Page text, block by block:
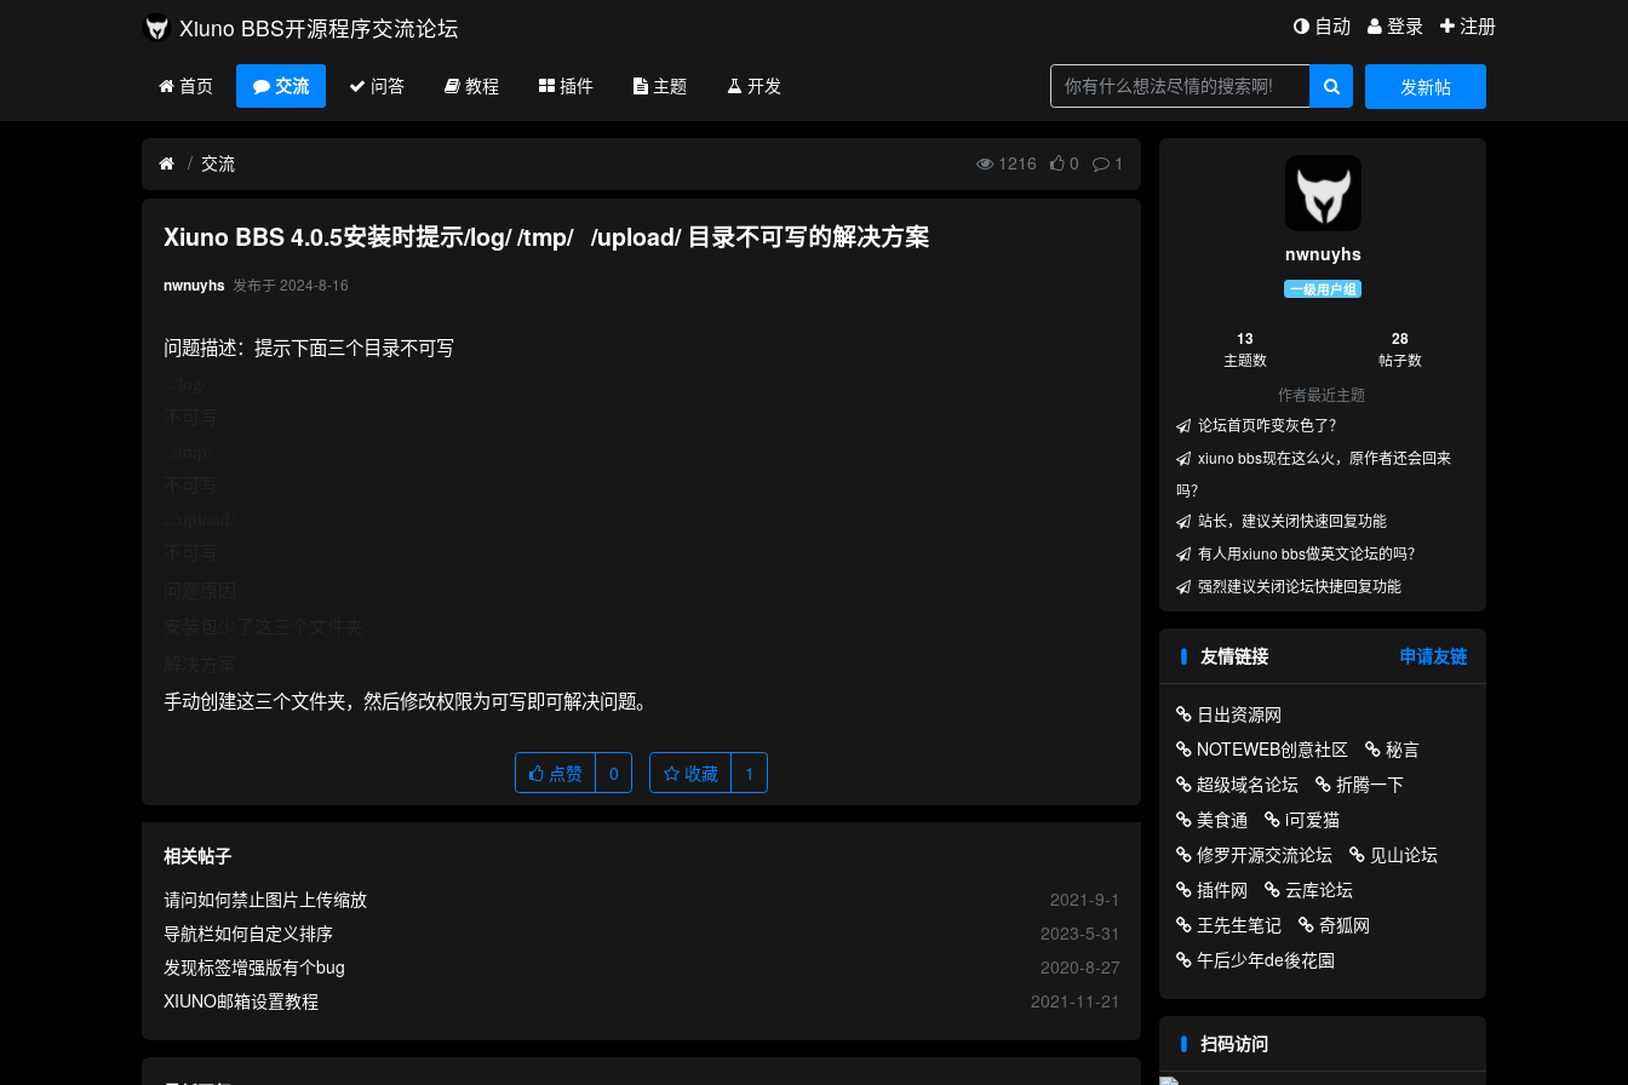
Xiuno BBS开源程序交流论坛 自动 登录 注册
首页 交流 问答 教程 插件 主题 开发 发新帖
交流 1216 0 1
Xiuno BBS 4.0.5安装时提示/log/ /tmp/ /upload/ 目录不可写的解决方案
nwnuyhs 发布于 2024-8-16
问题描述：提示下面三个目录不可写
手动创建这三个文件夹，然后修改权限为可写即可解决问题。
点赞 0 收藏 1
相关帖子
请问如何禁止图片上传缩放
2021-9-1
导航栏如何自定义排序
2023-5-31
发现标签增强版有个bug
2020-8-27
XIUNO邮箱设置教程
2021-11-21
nwnuyhs
一级用户组
13
主题数
28
帖子数
作者最近主题
论坛首页咋变灰色了？
xiuno bbs现在这么火，原作者还会回来
吗？
站长，建议关闭快速回复功能
有人用xiuno bbs做英文论坛的吗？
强烈建议关闭论坛快捷回复功能
友情链接 申请友链
日出资源网
NOTEWEB创意社区
秘言
超级域名论坛
折腾一下
美食通
i可爱猫
修罗开源交流论坛
见山论坛
插件网
云库论坛
王先生笔记
奇狐网
午后少年de後花園
扫码访问